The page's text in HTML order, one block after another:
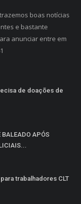
boas notícias
e bastante
anunciar entre em
de doações de
BALEADO APÓS
trabalhadores CLT